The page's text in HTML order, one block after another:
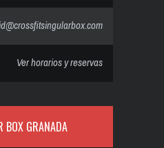
Ver horarios y reservas
BOX GRANADA